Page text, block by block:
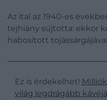
Az ital az 1940-es
tejhiány sújtotta: ekkor
habosított
Ez is érdekelhet!
világ legdrágább